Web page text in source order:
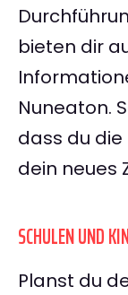
bieten dir
Nuneaton.
dass du
dein neues
SCHULEN UND
Planst du